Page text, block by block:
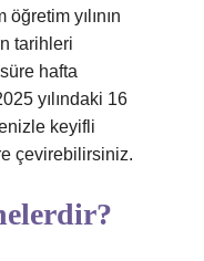
yılının
tarihleri
hafta
yılındaki 16
keyifli
çevirebilirsiniz.